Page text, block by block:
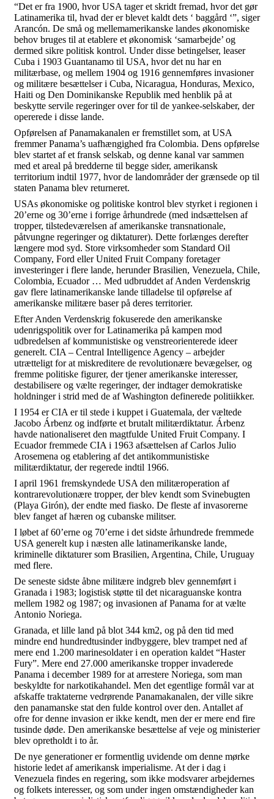
“Det er fra 1900, hvor USA tager et skridt fremad, hvor det gør
Latinamerika til, hvad der er blevet kaldt dets ‘ baggård ‘”, siger
Arancón. De små og mellemamerikanske landes økonomiske
behov bruges til at etablere et økonomisk ‘samarbejde’ og
dermed sikre politisk kontrol. Under disse betingelser, leaser
Cuba i 1903 Guantanamo til USA, hvor det nu har en
militærbase, og mellem 1904 og 1916 gennemføres invasioner
og militære besættelser i Cuba, Nicaragua, Honduras, Mexico,
Haiti og Den Dominikanske Republik med henblik på at
beskytte servile regeringer over for til de yankee-selskaber, der
opererede i disse lande.
Opførelsen af Panamakanalen er fremstillet som, at USA
fremmer Panama’s uafhængighed fra Colombia. Dens opførelse
blev startet af et fransk selskab, og denne kanal var sammen
med et areal på bredderne til begge sider, amerikansk
territorium indtil 1977, hvor de landområder der grænsede op til
staten Panama blev returneret.
USAs økonomiske og politiske kontrol blev styrket i regionen i
20’erne og 30’erne i forrige århundrede (med indsættelsen af
tropper, tilstedeværelsen af amerikanske transnationale,
påtvungne regeringer og diktaturer). Dette forlænges derefter
længere mod syd. Store virksomheder som Standard Oil
Company, Ford eller United Fruit Company foretager
investeringer i flere lande, herunder Brasilien, Venezuela, Chile,
Colombia, Ecuador … Med udbruddet af Anden Verdenskrig
gav flere latinamerikanske lande tilladelse til opførelse af
amerikanske militære baser på deres territorier.
Efter Anden Verdenskrig fokuserede den amerikanske
udenrigspolitik over for Latinamerika på kampen mod
udbredelsen af kommunistiske og venstreorienterede ideer
generelt. CIA – Central Intelligence Agency – arbejder
utrætteligt for at miskreditere de revolutionære bevægelser, og
fremme politiske figurer, der tjener amerikanske interesser,
destabilisere og vælte regeringer, der indtager demokratiske
holdninger i strid med de af Washington definerede politiikker.
I 1954 er CIA er til stede i kuppet i Guatemala, der væltede
Jacobo Árbenz og indførte et brutalt militærdiktatur. Árbenz
havde nationaliseret den magtfulde United Fruit Company. I
Ecuador fremmede CIA i 1963 afsættelsen af Carlos Julio
Arosemena og etablering af det antikommunistiske
militærdiktatur, der regerede indtil 1966.
I april 1961 fremskyndede USA den militæroperation af
kontrarevolutionære tropper, der blev kendt som Svinebugten
(Playa Girón), der endte med fiasko. De fleste af invasorerne
blev fanget af hæren og cubanske militser.
I løbet af 60’erne og 70’erne i det sidste århundrede fremmede
USA generelt kup i næsten alle latinamerikanske lande,
kriminelle diktaturer som Brasilien, Argentina, Chile, Uruguay
med flere.
De seneste sidste åbne militære indgreb blev gennemført i
Granada i 1983; logistisk støtte til det nicaraguanske kontra
mellem 1982 og 1987; og invasionen af Panama for at vælte
Antonio Noriega.
Granada, et lille land på blot 344 km2, og på den tid med
mindre end hundredtusinder indbyggere, blev trampet ned af
mere end 1.200 marinesoldater i en operation kaldet “Haster
Fury”. Mere end 27.000 amerikanske tropper invaderede
Panama i december 1989 for at arrestere Noriega, som man
beskyldte for narkotikahandel. Men det egentlige formål var at
afskaffe traktaterne vedrørende Panamakanalen, der ville sikre
den panamanske stat den fulde kontrol over den. Antallet af
ofre for denne invasion er ikke kendt, men der er mere end fire
tusinde døde. Den amerikanske besættelse af veje og ministerier
blev opretholdt i to år.
De nye generationer er formentlig uvidende om denne mørke
historie ledet af amerikansk imperialisme. At der i dag i
Venezuela findes en regering, som ikke modsvarer arbejdernes
og folkets interesser, og som under ingen omstændigheder kan